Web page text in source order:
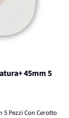
45mm 5
5 Pezzi Con Cerotto